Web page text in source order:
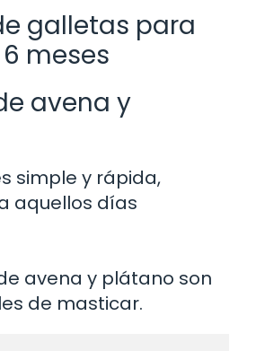
galletas para
meses
avena y
simple y rápida,
aquellos días
avena y plátano son
de masticar.